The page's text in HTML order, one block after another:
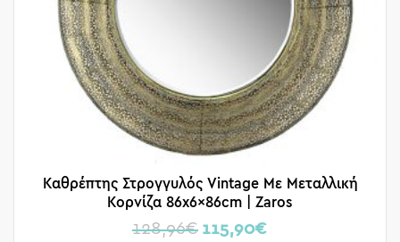
Καθρέπτης Στρογγυλός Vintage Με Μεταλλική
Κορνίζα 86x6x86cm | Zaros
128,96€ 115,90€